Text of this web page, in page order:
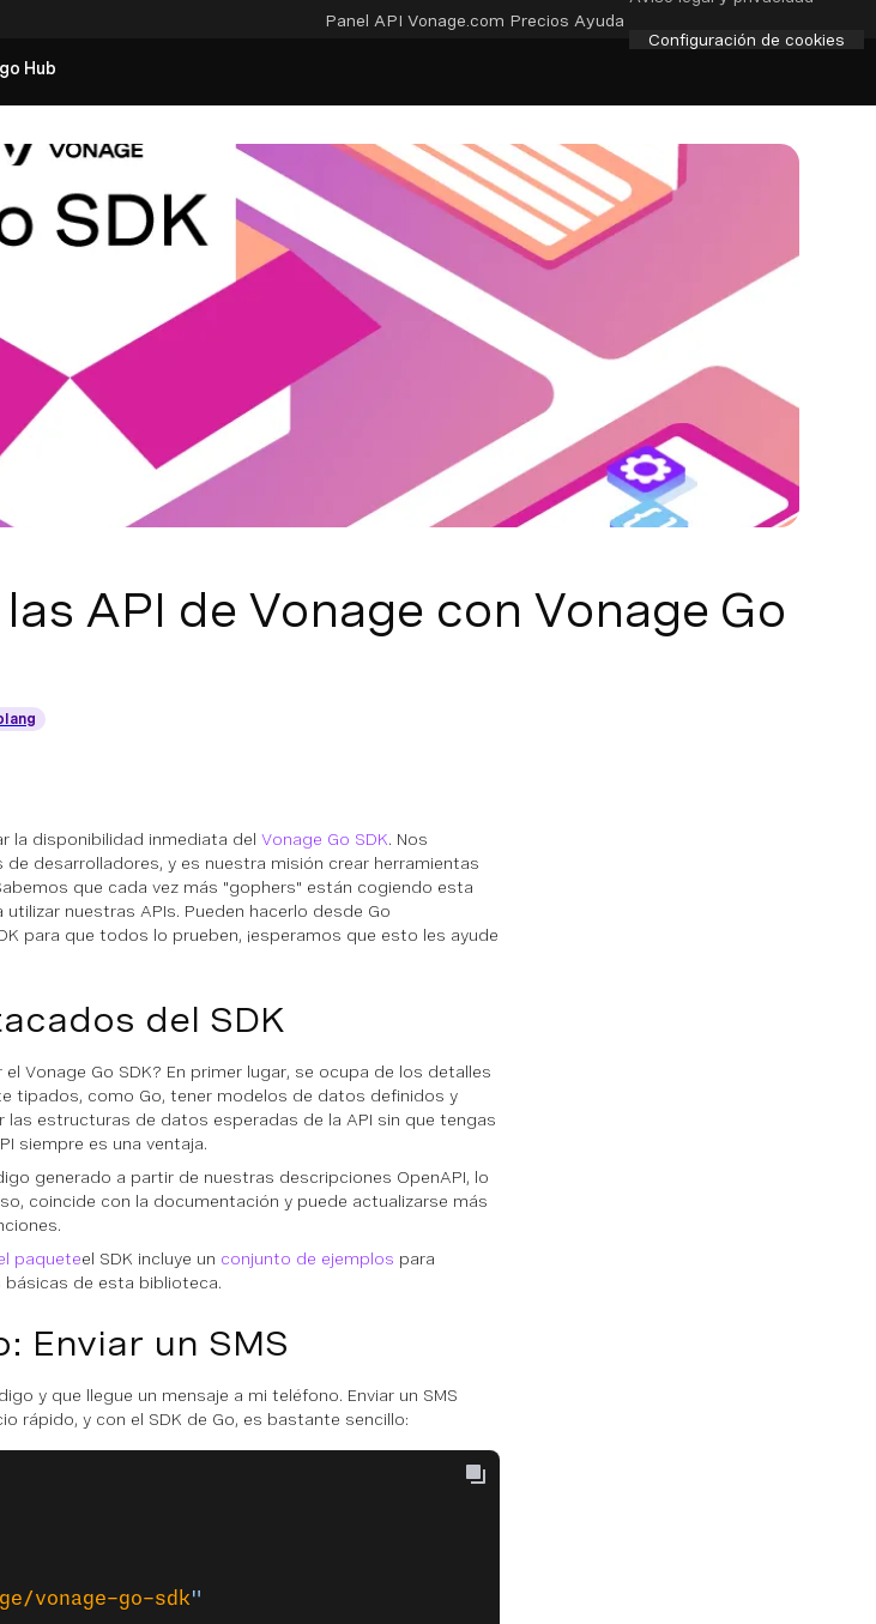
Panel API Vonage.com Precios Ayuda
Configuración de cookies
Hub
API de Vonage con Vonage Go
la disponibilidad inmediata del Vonage Go SDK. Nos
desarrolladores, y es nuestra misión crear herramientas
que cada vez más "gophers" están cogiendo esta
nuestras APIs. Pueden hacerlo desde Go
para que todos lo prueben, ¡esperamos que esto les ayude
del SDK
Vonage Go SDK? En primer lugar, se ocupa de los detalles
tipados, como Go, tener modelos de datos definidos y
las estructuras de datos esperadas de la API sin que tengas
siempre es una ventaja.
generado a partir de nuestras descripciones OpenAPI, lo
coincide con la documentación y puede actualizarse más
paqueteel SDK incluye un conjunto de ejemplos para
de esta biblioteca.
Enviar un SMS
y que llegue un mensaje a mi teléfono. Enviar un SMS
rápido, y con el SDK de Go, es bastante sencillo:
vonage-go-sdk"